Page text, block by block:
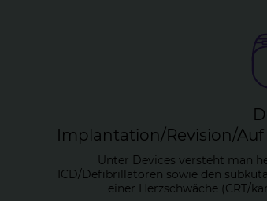
Im­plan­ta­ti­on/Re­vi­si­on/
Unter Devices versteht man
ICD/Defibrillatoren sowie den
einer Herzschwäche (CRT/